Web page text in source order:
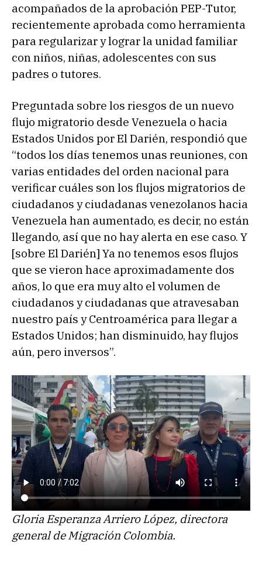
acompañados de la aprobación PEP-Tutor,
recientemente aprobada como herramienta
para regularizar y lograr la unidad familiar
con niños, niñas, adolescentes con sus
padres o tutores.
Preguntada sobre los riesgos de un nuevo
flujo migratorio desde Venezuela o hacia
Estados Unidos por El Darién, respondió que
“todos los días tenemos unas reuniones, con
varias entidades del orden nacional para
verificar cuáles son los flujos migratorios de
ciudadanos y ciudadanas venezolanos hacia
Venezuela han aumentado, es decir, no están
llegando, así que no hay alerta en ese caso. Y
[sobre El Darién] Ya no tenemos esos flujos
que se vieron hace aproximadamente dos
años, lo que era muy alto el volumen de
ciudadanos y ciudadanas que atravesaban
nuestro país y Centroamérica para llegar a
Estados Unidos; han disminuido, hay flujos
aún, pero inversos”.
Gloria Esperanza Arriero López, directora
general de Migración Colombia.